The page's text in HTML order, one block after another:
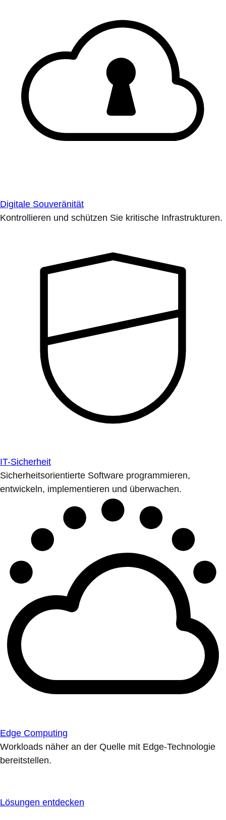
Digitale Souveränität
Kontrollieren und schützen Sie kritische Infrastrukturen.
IT-Sicherheit
Sicherheitsorientierte Software programmieren,
entwickeln, implementieren und überwachen.
Edge Computing
Workloads näher an der Quelle mit Edge-Technologie
bereitstellen.
Lösungen entdecken